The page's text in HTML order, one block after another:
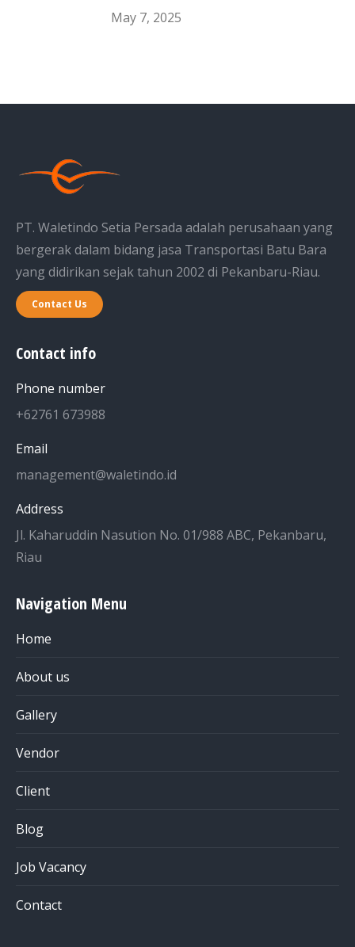
May 7, 2025
PT. Waletindo Setia Persada adalah perusahaan yang
bergerak dalam bidang jasa Transportasi Batu Bara
yang didirikan sejak tahun 2002 di Pekanbaru-Riau.
Contact Us
Contact info
Phone number
+62761 673988
Email
management@waletindo.id
Address
Jl. Kaharuddin Nasution No. 01/988 ABC, Pekanbaru,
Riau
Navigation Menu
Home
About us
Gallery
Vendor
Client
Blog
Job Vacancy
Contact